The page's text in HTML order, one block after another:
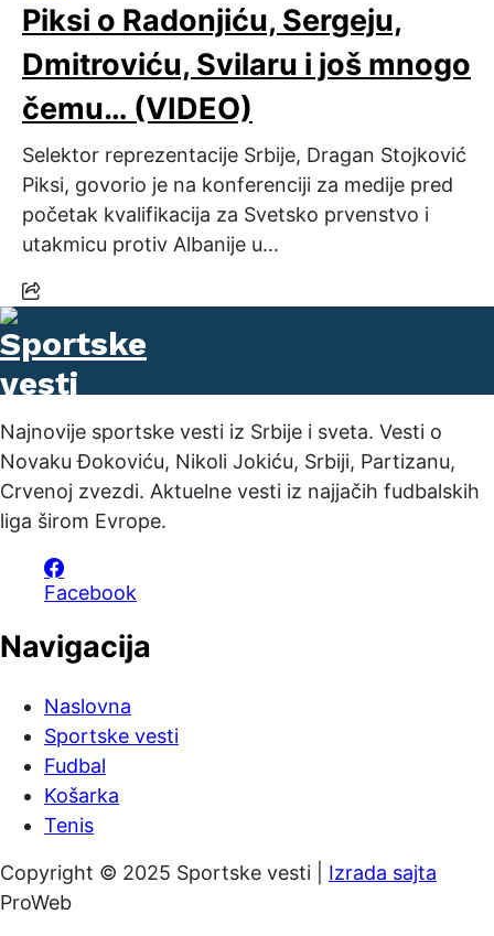
Piksi o Radonjiću, Sergeju,
Dmitroviću, Svilaru i još mnogo
čemu… (VIDEO)
Selektor reprezentacije Srbije, Dragan Stojković
Piksi, govorio je na konferenciji za medije pred
početak kvalifikacija za Svetsko prvenstvo i
utakmicu protiv Albanije u...
Najnovije sportske vesti iz Srbije i sveta. Vesti o
Novaku Đokoviću, Nikoli Jokiću, Srbiji, Partizanu,
Crvenoj zvezdi. Aktuelne vesti iz najjačih fudbalskih
liga širom Evrope.
Facebook
Navigacija
Naslovna
Sportske vesti
Fudbal
Košarka
Tenis
Copyright © 2025 Sportske vesti | Izrada sajta
ProWeb